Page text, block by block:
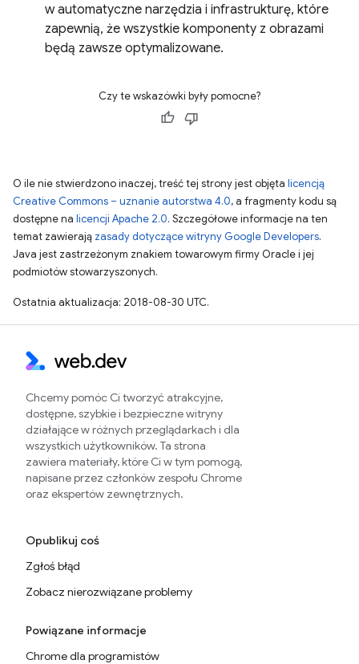
w automatyczne narzędzia i infrastrukturę, które
zapewnią, że wszystkie komponenty z obrazami
będą zawsze optymalizowane.
Czy te wskazówki były pomocne?
O ile nie stwierdzono inaczej, treść tej strony jest objęta licencją
Creative Commons – uznanie autorstwa 4.0, a fragmenty kodu są
dostępne na licencji Apache 2.0. Szczegółowe informacje na ten
temat zawierają zasady dotyczące witryny Google Developers.
Java jest zastrzeżonym znakiem towarowym firmy Oracle i jej
podmiotów stowarzyszonych.
Ostatnia aktualizacja: 2018-08-30 UTC.
Chcemy pomóc Ci tworzyć atrakcyjne,
dostępne, szybkie i bezpieczne witryny
działające w różnych przeglądarkach i dla
wszystkich użytkowników. Ta strona
zawiera materiały, które Ci w tym pomogą,
napisane przez członków zespołu Chrome
oraz ekspertów zewnętrznych.
Opublikuj coś
Zgłoś błąd
Zobacz nierozwiązane problemy
Powiązane informacje
Chrome dla programistów